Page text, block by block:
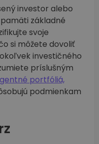
investor alebo
základné
svoje
si môžete dovoliť
investičného
príslušným
portfóliá,
podmienkam